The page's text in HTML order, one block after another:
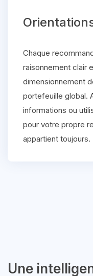
Chaque
raisonnement clair
dimensionnement
portefeuille global.
informations ou
pour votre propre
appartient toujours.
Une